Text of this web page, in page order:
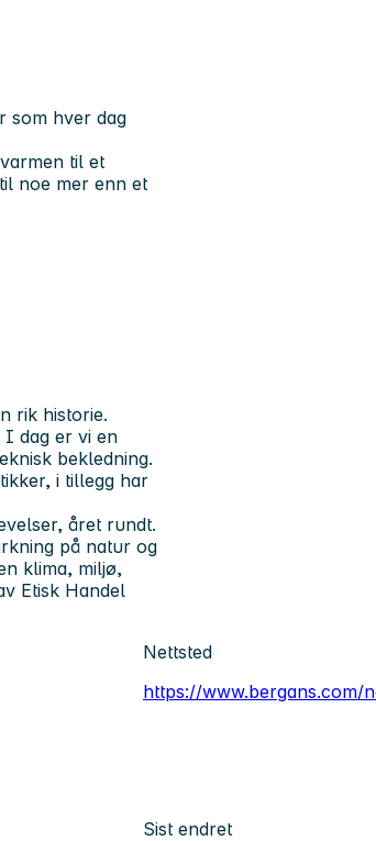
som hver dag
til et
noe mer enn et
rik historie.
I dag er vi en
bekledning.
i tillegg har
året rundt.
på natur og
klima, miljø,
Etisk Handel
Nettsted
https://www.bergans.com/
Sist endret